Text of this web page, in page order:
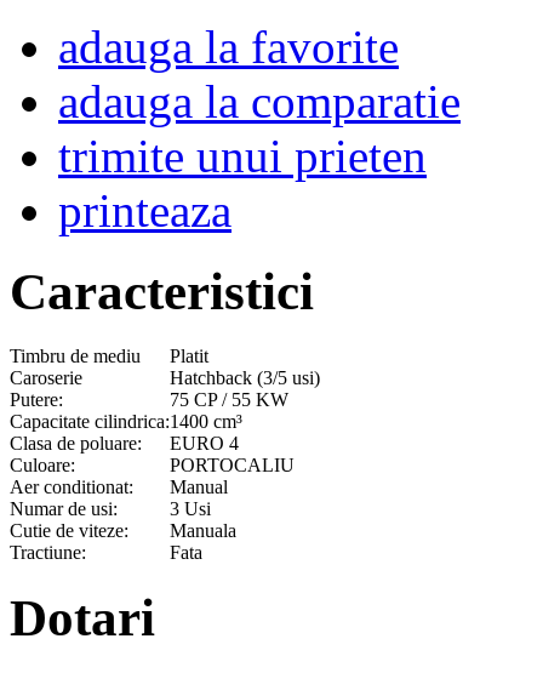
adauga la favorite
adauga la comparatie
trimite unui prieten
printeaza
Caracteristici
Timbru de mediu
Platit
Caroserie
Hatchback (3/5 usi)
Putere:
75 CP / 55 KW
Capacitate cilindrica:1400 cm³
Clasa de poluare:
EURO 4
Culoare:
PORTOCALIU
Aer conditionat:
Manual
Numar de usi:
3 Usi
Cutie de viteze:
Manuala
Tractiune:
Fata
Dotari